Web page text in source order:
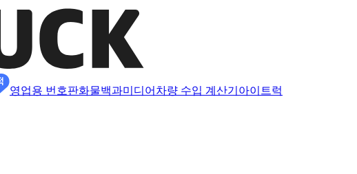
영업용 번호판화물백과미디어 차량 수입 계산기 아이트럭